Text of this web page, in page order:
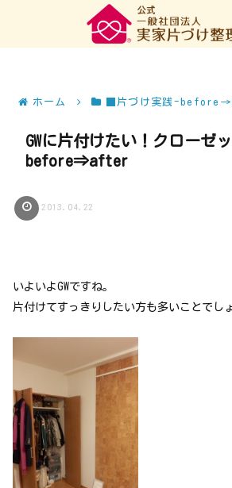
ホーム ■片づけ実践-
GWに片付けたい！クローゼ
before⇒after
2013.04.22
いよいよGWですね。
片付けてすっきりしたい方も多いことでし